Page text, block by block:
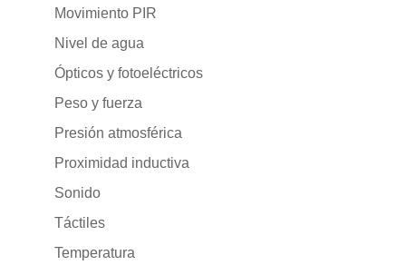
Movimiento PIR
Nivel de agua
Ópticos y fotoeléctricos
Peso y fuerza
Presión atmosférica
Proximidad inductiva
Sonido
Táctiles
Temperatura